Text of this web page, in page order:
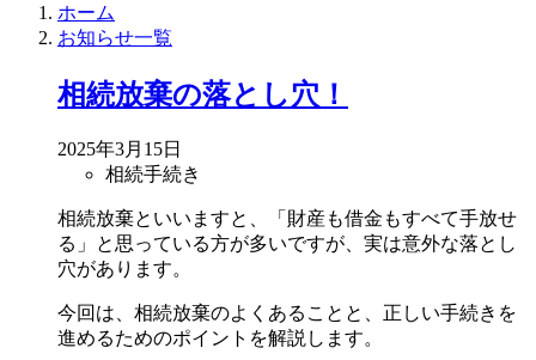
ホーム
お知らせ一覧
相続放棄の落とし穴！
2025年3月15日
相続手続き
相続放棄といいますと、「財産も借金もすべて手放せ
る」と思っている方が多いですが、実は意外な落とし
穴があります。
今回は、相続放棄のよくあることと、正しい手続きを
進めるためのポイントを解説します。